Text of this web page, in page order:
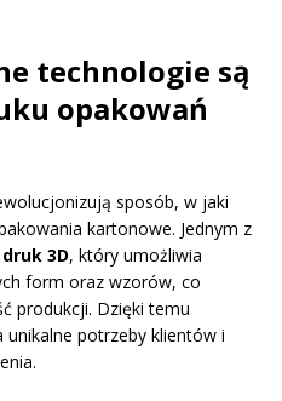
technologie są
opakowań
sposób, w jaki
kartonowe. Jednym z
druk 3D, który umożliwia
form oraz wzorów, co
produkcji. Dzięki temu
potrzeby klientów i